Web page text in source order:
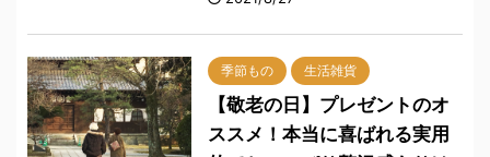
季節もの 生活雑貨
【敬老の日】プレゼントのオ
ススメ！本当に喜ばれる実用